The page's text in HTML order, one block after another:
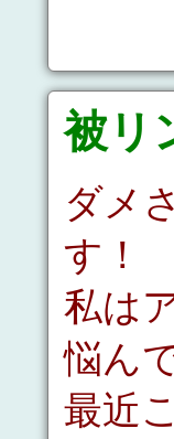
被リ
ダメ
す！
私は
悩ん
最近